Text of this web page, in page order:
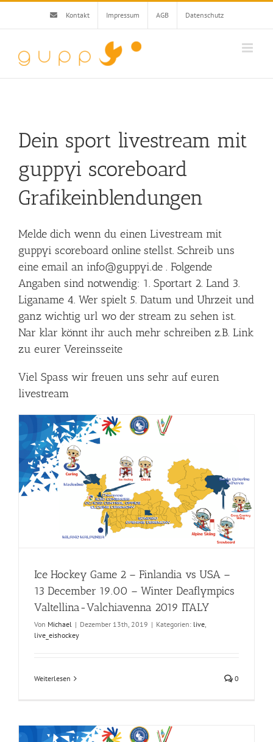
Zum
springen
Kontakt Impressum AGB Datenschutz
Dein sport livestream mit
guppyi scoreboard
Grafikeinblendungen
Melde dich wenn du einen Livestream mit
guppyi scoreboard online stellst. Schreib uns
eine email an info@guppyi.de . Folgende
Angaben sind notwendig: 1. Sportart 2. Land 3.
Liganame 4. Wer spielt 5. Datum und Uhrzeit und
ganz wichtig url wo der stream zu sehen ist.
Nar klar könnt ihr auch mehr schreiben z.B. Link
zu eurer Vereinsseite
Viel Spass wir freuen uns sehr auf euren
livestream
Ice Hockey Game 2 – Finlandia vs USA –
13 December 19.00 – Winter Deaflympics
Valtellina-Valchiavenna 2019 ITALY
Von Michael | Dezember 13th, 2019 | Kategorien: live
live_eishockey
Weiterlesen 0